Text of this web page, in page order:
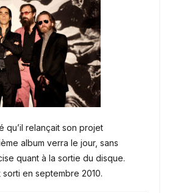
qu’il relançait son projet
album verra le jour, sans
quant à la sortie du disque.
en septembre 2010.